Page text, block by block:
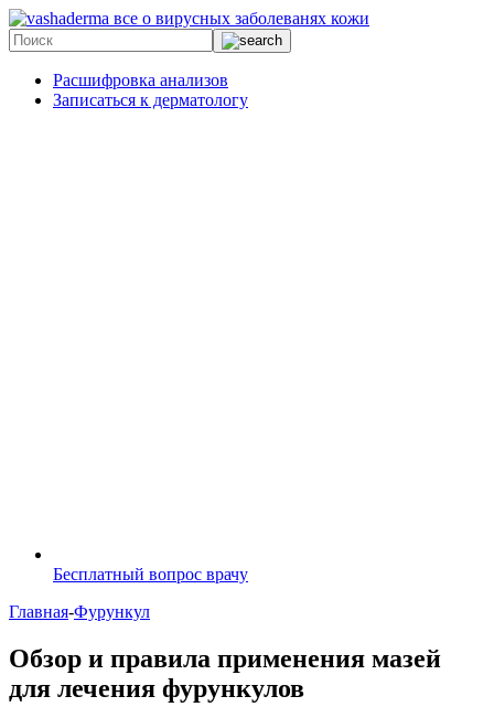
все о вирусных заболеванях кожи
Расшифровка анализов
Записаться к дерматологу
Бесплатный вопрос врачу
Главная-Фурункул
Обзор и правила применения мазей
для лечения фурункулов